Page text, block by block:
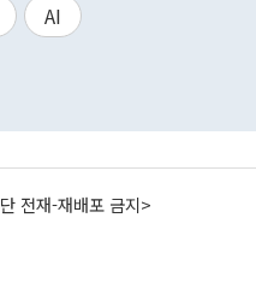
AI
전재-재배포 금지>